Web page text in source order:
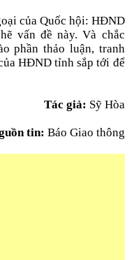
của Quốc hội: HĐND
vấn đề này. Và chắc
phần thảo luận, tranh
HĐND tỉnh sắp tới để
Tác giả: Sỹ Hòa
tin: Báo Giao thông